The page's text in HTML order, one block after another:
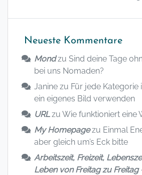
Neueste Kommentare
Mondzu Sind deine Tage
bei uns Nomaden?
Janine zu Für jede Kategorie
ein eigenes Bild verwenden
URLzu Wie funktioniert eine
My Homepagezu Einmal
aber gleich um’s Eck bitte
Arbeitszeit, Freizeit,
Leben von Freitag zu